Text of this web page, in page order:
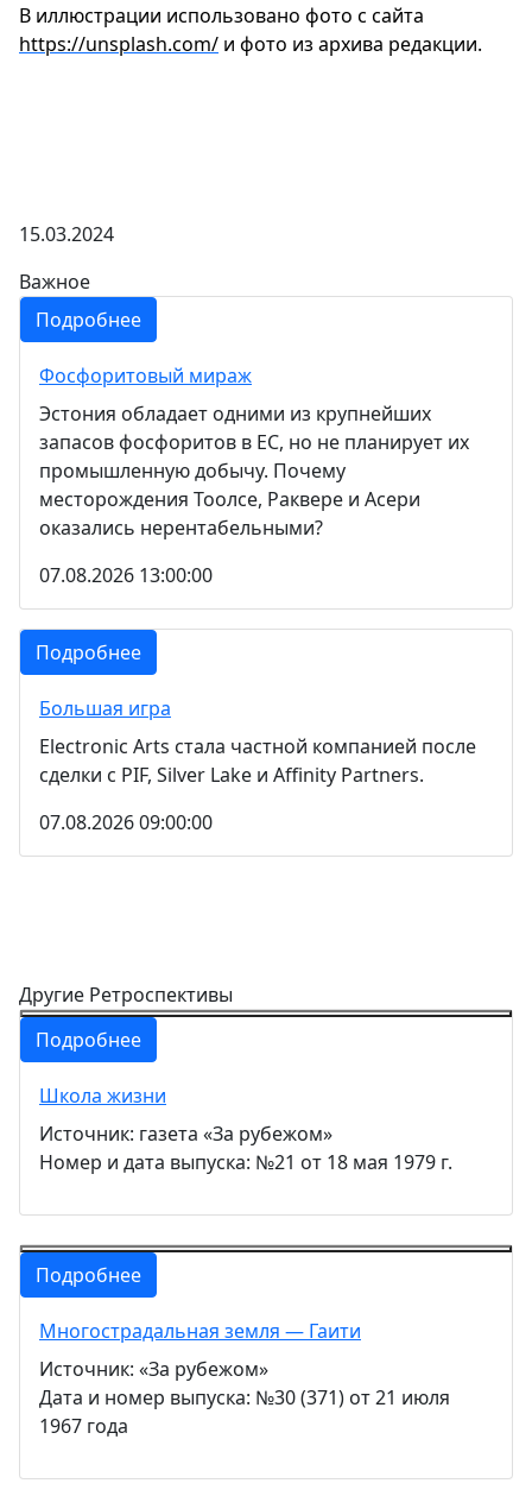
В иллюстрации использовано фото с сайта
https://unsplash.com/ и фото из архива редакции.
15.03.2024
Важное
Подробнее
Фосфоритовый мираж
Эстония обладает одними из крупнейших
запасов фосфоритов в ЕС, но не планирует их
промышленную добычу. Почему
месторождения Тоолсе, Раквере и Асери
оказались нерентабельными?
07.08.2026 13:00:00
Подробнее
Большая игра
Electronic Arts стала частной компанией после
сделки с PIF, Silver Lake и Affinity Partners.
07.08.2026 09:00:00
Другие Ретроспективы
Подробнее
Школа жизни
Источник: газета «За рубежом»
Номер и дата выпуска: №21 от 18 мая 1979 г.
Подробнее
Многострадальная земля — Гаити
Источник: «За рубежом»
Дата и номер выпуска: №30 (371) от 21 июля
1967 года